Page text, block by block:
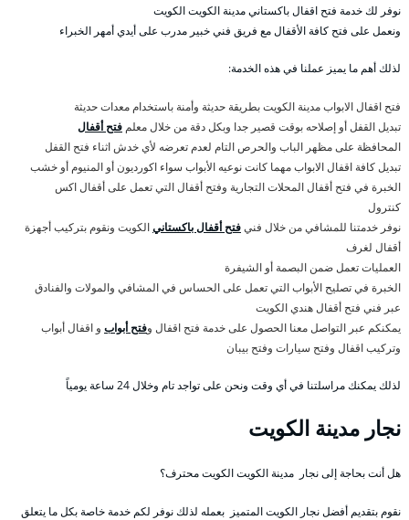
نوفر لك خدمة فتح اقفال باكستاني مدينة الكويت الكويت
ونعمل على فتح كافة الأقفال مع فريق فني خبير مدرب على أيدي أمهر الخبراء
لذلك أهم ما يميز عملنا في هذه الخدمة:
فتح اقفال الابواب مدينة الكويت بطريقة حديثة وأمنة باستخدام معدات حديثة
تبديل القفل أو إصلاحه بوقت قصير جدا وبكل دقة من خلال معلم فتح أقفال
المحافظة على مظهر الباب والحرص التام لعدم تعرضه لأي خدش اثناء فتح القفل
تبديل كافة اقفال الابواب مهما كانت نوعيه الأبواب سواء اكورديون أو المنيوم أو خشب
الخبرة في فتح أقفال المحلات التجارية وفتح أقفال التي تعمل على أقفال اكس
كنترول
نوفر خدمتنا للمشافي من خلال فنيفتح أقفال باكستانيالكويت ونقوم بتركيب أجهزة
أقفال لغرف
العمليات تعمل ضمن البصمة أو الشيفرة
الخبرة في تصليح الأبواب التي تعمل على الحساس في المشافي والمولات والفنادق
عبر فني فتح أقفال هندي الكويت
يمكنكم عبر التواصل معنا الحصول على خدمة فتح اقفال وفتح أبواب و اقفال أبواب
وتركيب اقفال وفتح سيارات وفتح بيبان
لذلك يمكنك مراسلتنا في أي وقت ونحن على تواجد تام وخلال 24 ساعة يومياً
نجار مدينة الكويت
هل أنت بحاجة إلى نجار مدينة الكويت الكويت محترف؟
نقوم بتقديم أفضل نجار الكويت المتميز بعمله لذلك نوفر لكم خدمة خاصة بكل ما يتعلق